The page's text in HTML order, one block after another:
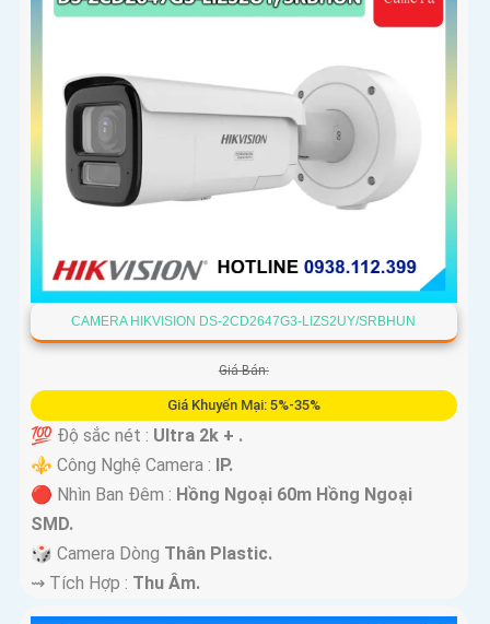
CAMERA HIKVISION DS-2CD2647G3-LIZS2UY/SRBHUN
Giá Bán:
Giá Khuyến Mại: 5%-35%
💯 Độ sắc nét : Ultra 2k + .
⚜️ Công Nghệ Camera : IP.
🔴 Nhìn Ban Đêm : Hồng Ngoại 60m Hồng Ngoại
SMD.
🎲 Camera Dòng Thân Plastic.
️⇝ Tích Hợp : Thu Âm.